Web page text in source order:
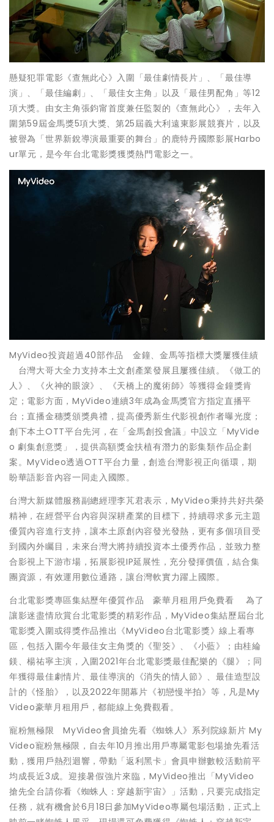
懸疑犯罪電影《查無此心》入圍「最佳劇情長片」、「最佳導
演」、「最佳編劇」、「最佳女主角」以及「最佳男配角」等12
項大獎。由女主角張鈞甯首度兼任監製的《查無此心》，去年入
圍第59屆金馬獎5項大獎、第25屆義大利遠東影展競賽片，以及
被譽為「世界新銳導演最重要的舞台」的鹿特丹國際影展Harbo
ur單元，是今年台北電影獎獲獎熱門電影之一。
MyVideo投資超過40部作品 金鐘、金馬等指標大獎屢獲佳績
台灣大哥大全力支持本土文創產業發展且屢獲佳績。《做工的
人》、《火神的眼淚》、《天橋上的魔術師》等獲得金鐘獎肯
定；電影方面，MyVideo連續3年成為金馬獎官方指定直播平
台；直播金穗獎頒獎典禮，提高優秀新生代影視創作者曝光度；
創下本土OTT平台先河，在「金馬創投會議」中設立「MyVide
o 劇集創意獎」，提供高額獎金扶植有潛力的影集類作品企劃
案。MyVideo透過OTT平台力量，創造台灣影視正向循環，期
盼華語影音內容一同走入國際。
台灣大新媒體服務副總經理李芃君表示，MyVideo秉持共好共榮
精神，在經營平台內容與深耕產業的目標下，持續尋求多元主題
優質內容進行支持，讓本土原創內容發光發熱，更有多個項目受
到國內外矚目，未來台灣大將持續投資本土優秀作品，並致力整
合影視上下游市場，拓展影視IP延展性，充分發揮價值，結合集
團資源，有效運用數位通路，讓台灣軟實力躍上國際。
台北電影獎專區集結歷年優質作品 豪華月租用戶免費看 為了
讓影迷盡情欣賞台北電影獎的精彩作品，MyVideo集結歷屆台北
電影獎入圍或得獎作品推出《MyVideo台北電影獎》線上看專
區，包括入圍今年最佳女主角獎的《聖筊》、《小藍》；由桂綸
鎂、楊祐寧主演，入圍2021年台北電影獎最佳配樂的《腿》；同
年獲得最佳劇情片、最佳導演的《消失的情人節》、最佳造型設
計的《怪胎》，以及2022年開幕片《初戀慢半拍》等，凡是My
Video豪華月租用戶，都能線上免費觀看。
寵粉無極限 MyVideo會員搶先看《蜘蛛人》系列院線新片 My
Video寵粉無極限，自去年10月推出用戶專屬電影包場搶先看活
動，獲用戶熱烈迴響，帶動「返利黑卡」會員申辦數較活動前平
均成長近3成。迎接暑假強片來臨，MyVideo推出「MyVideo
搶先全台請你看《蜘蛛人：穿越新宇宙》」活動，只要完成指定
任務，就有機會於6月18日參加MyVideo專屬包場活動，正式上